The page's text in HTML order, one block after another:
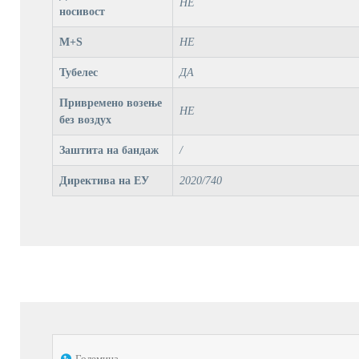
носивост
НЕ
M+S НЕ
Тубелес ДА
Привремено возење
без воздух
НЕ
Заштита на бандаж /
Директива на ЕУ 2020/740